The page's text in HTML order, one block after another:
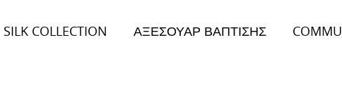
SILK COLLECTION ΑΞΕΣΟΥΑΡ ΒΑΠΤΙΣΗΣ